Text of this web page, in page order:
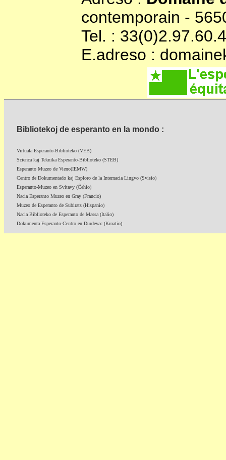
contemporain -
Tel. :
E.adreso :
Bibliotekoj de esperanto en la mondo :
Virtuala Esperanto-Biblioteko (VEB)
Scienca kaj Teknika Esperanto-Biblioteko (STEB)
Esperanto Muzeo de Vieno(IEMW)
Centro de Dokumentado kaj Esploro de la Internacia Lingvo (Svisio)
Esperanto-Muzeo en Svitavy (Ĉeĥio)
Nacia Esperanto Muzeo en Gray (Francio)
Muzeo de Esperanto de Subirats (Hispanio)
Nacia Biblioteko de Esperanto de Massa (Italio)
Dokumenta Esperanto-Centro en Durdevac (Kroatio)